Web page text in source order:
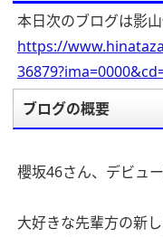
本日次のブログは影山
https://
ブログの概要
櫻坂46さん、デビュ
大好きな先輩方の新